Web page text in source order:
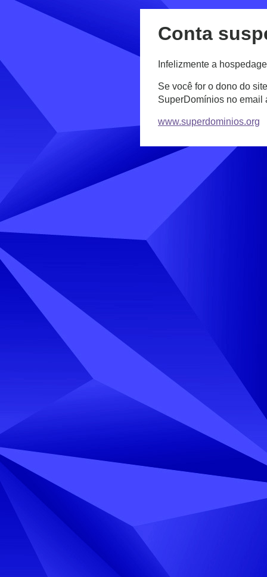
Conta
Infelizmente a
Se você for o dono do
SuperDomínios no email
www.superdominios.org